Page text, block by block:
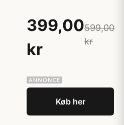
399,00
kr
599,00
kr
Køb her